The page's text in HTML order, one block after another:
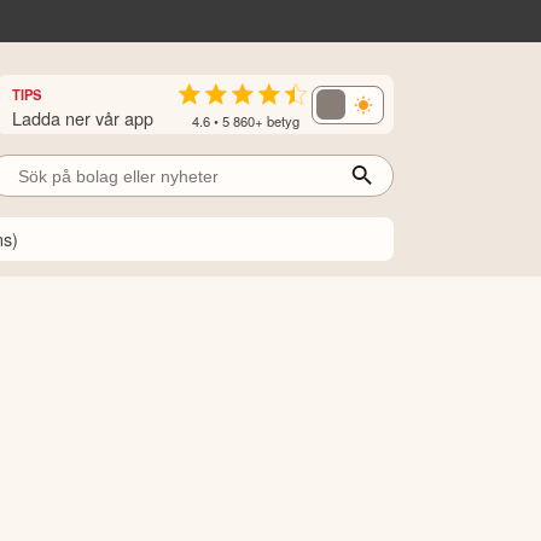
TIPS
Ladda ner vår app 4.6 • 5 860+ betyg